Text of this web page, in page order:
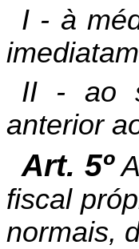
I - à
II - ao
anterior
Art. 5º
fiscal
normais,